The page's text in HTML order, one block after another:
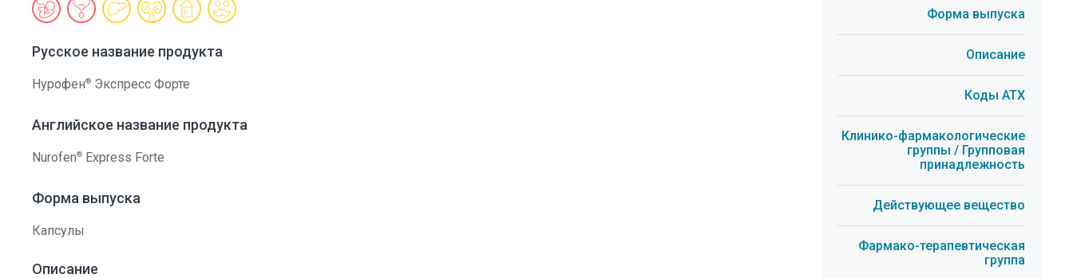
Форма выпуска
Описание
Коды АТХ
Клинико-фармакологические
группы / Групповая
принадлежность
Действующее вещество
Фармако-терапевтическая
группа
Русское название продукта
Нурофен® Экспресс Форте
Английское название продукта
Nurofen® Express Forte
Форма выпуска
Капсулы
Описание